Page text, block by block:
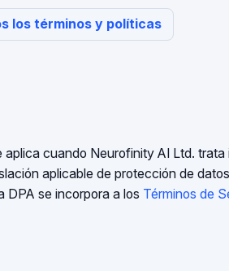
los términos y políticas
cuando Neurofinity AI Ltd.
aplicable de protección de
DPA se incorpora a los Términos de